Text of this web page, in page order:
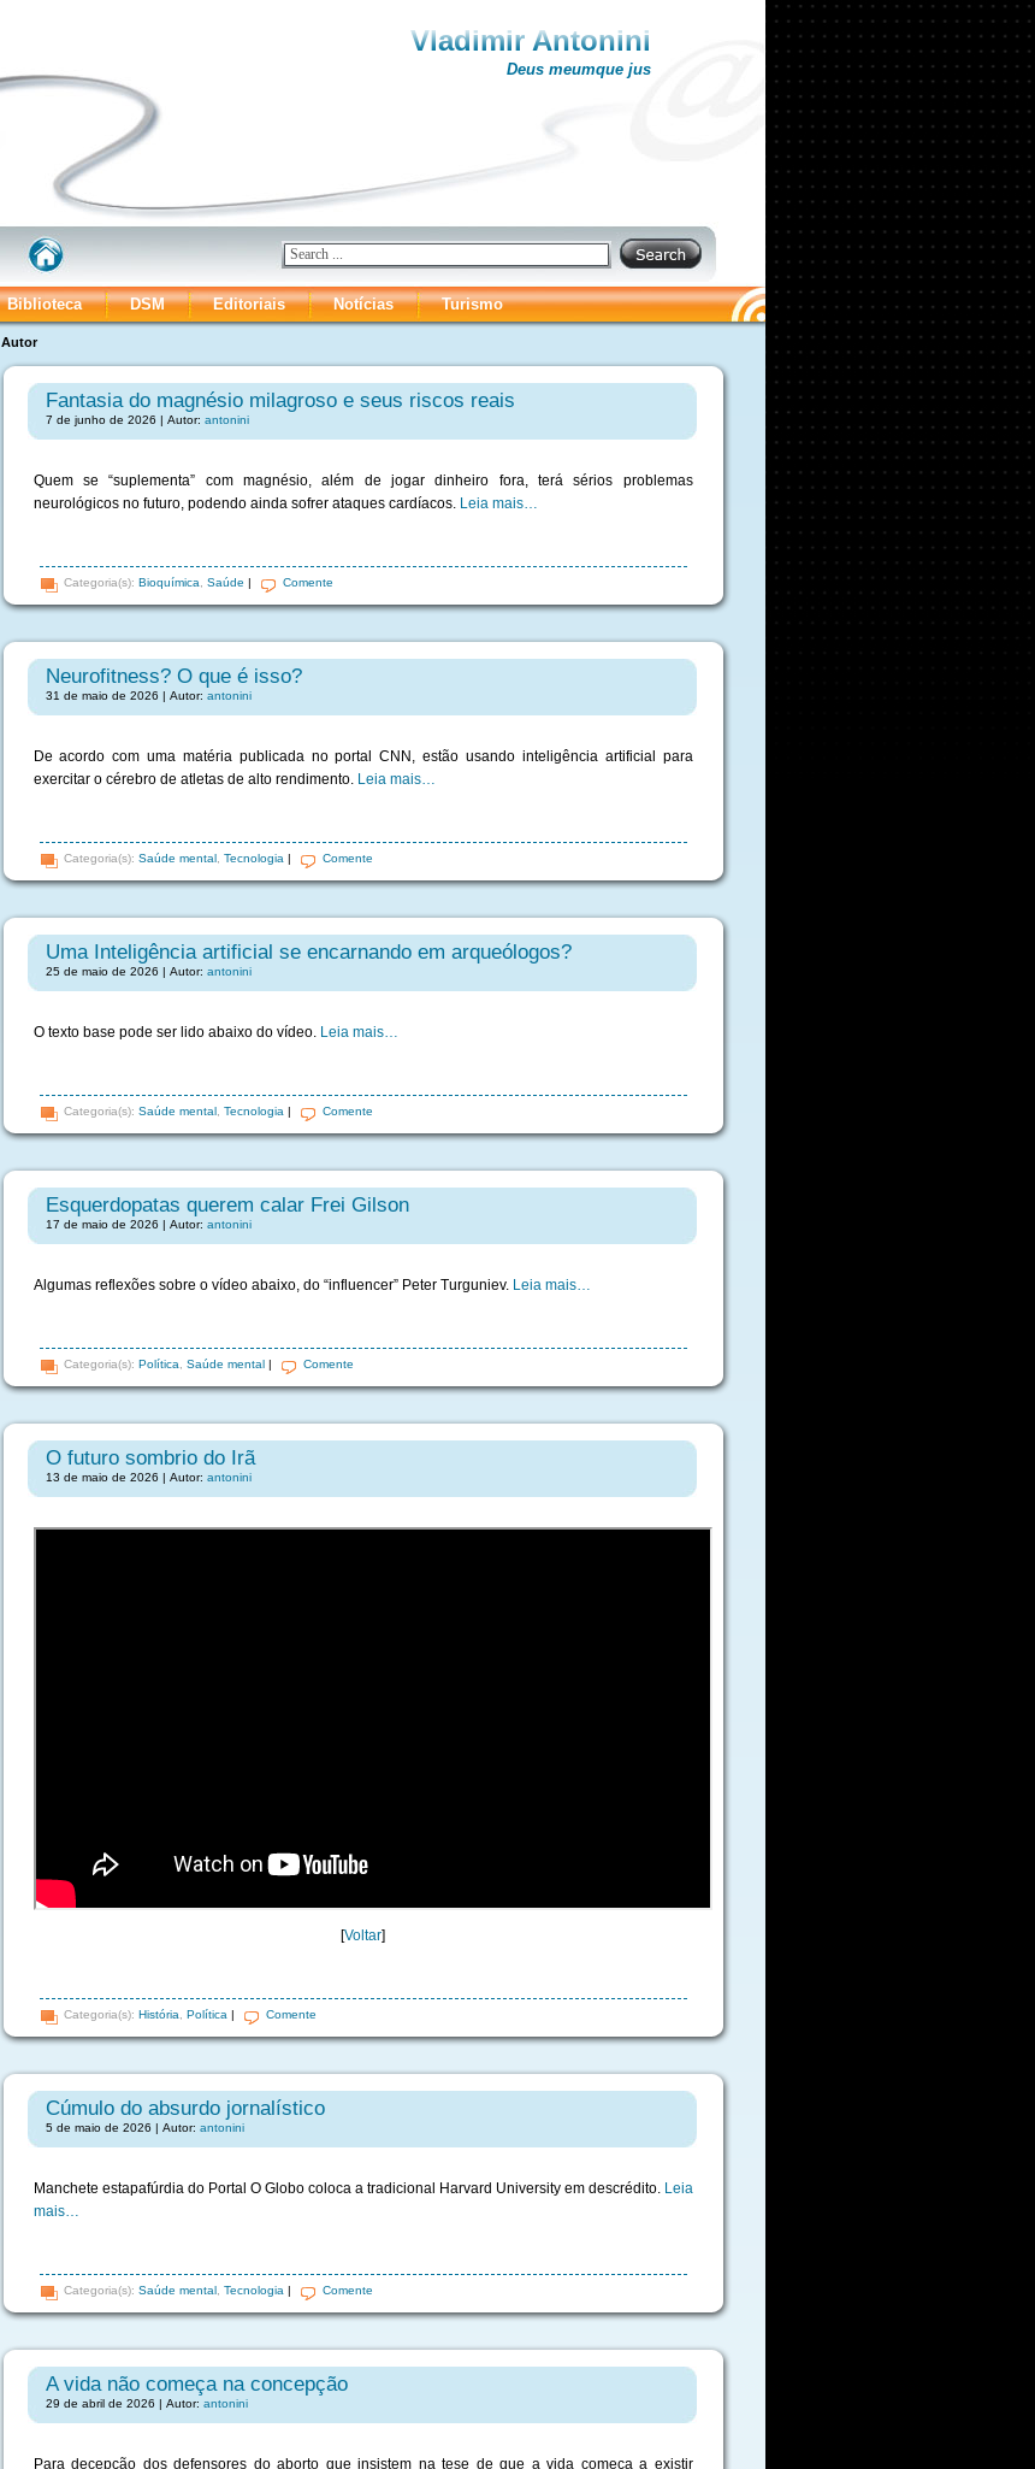
Vladimir Antonini
Deus meumque jus
Biblioteca DSM Editoriais Notícias Turismo
Autor
Fantasia do magnésio milagroso e seus riscos reais
7 de junho de 2026 | Autor: antonini
Quem se “suplementa” com magnésio, além de jogar dinheiro fora, terá sérios problemas
neurológicos no futuro, podendo ainda sofrer ataques cardíacos. Leia mais…
Categoria(s): Bioquímica Saúde | Comente
Neurofitness? O que é isso?
31 de maio de 2026 | Autor: antonini
De acordo com uma matéria publicada no portal CNN, estão usando inteligência artificial para
exercitar o cérebro de atletas de alto rendimento. Leia mais…
Categoria(s): Saúde mental, Tecnologia | Comente
Uma Inteligência artificial se encarnando em arqueólogos?
25 de maio de 2026 | Autor: antonini
O texto base pode ser lido abaixo do vídeo. Leia mais…
Categoria(s): Saúde mental, Tecnologia | Comente
Esquerdopatas querem calar Frei Gilson
17 de maio de 2026 | Autor: antonini
Algumas reflexões sobre o vídeo abaixo, do “influencer” Peter Turguniev. Leia mais…
Categoria(s): Política Saúde mental| Comente
O futuro sombrio do Irã
13 de maio de 2026 | Autor: antonini
[Voltar]
Categoria(s): História Política | Comente
Cúmulo do absurdo jornalístico
5 de maio de 2026 | Autor: antonini
Manchete estapafúrdia do Portal O Globo coloca a tradicional Harvard University em descrédito. Leia
mais…
Categoria(s): Saúde mental, Tecnologia | Comente
A vida não começa na concepção
29 de abril de 2026 | Autor: antonini
Para decepção dos defensores do aborto que insistem na tese de que a vida começa a existir